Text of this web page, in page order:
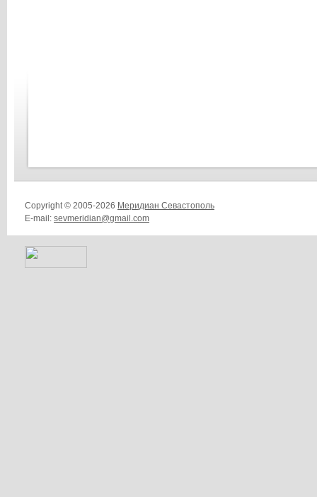
Copyright © 2005-2026 Меридиан Севастополь
E-mail: sevmeridian@gmail.com